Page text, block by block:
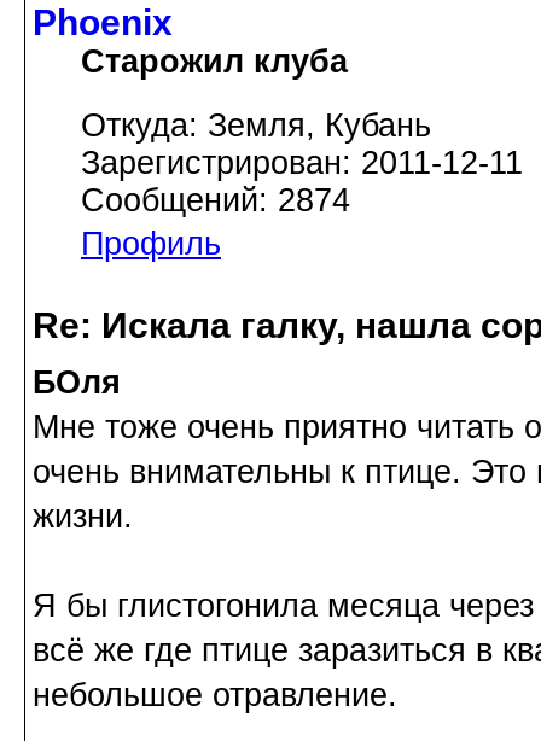
Phoenix
Старожил клуба
Откуда: Земля, Кубань
Зарегистрирован: 2011-12-11
Сообщений: 2874
Профиль
Re: Искала галку, нашла
БОля
Мне тоже очень приятно
очень внимательны к птице. Это
жизни.
Я бы глистогонила месяца
всё же где птице заразиться в
небольшое отравление.